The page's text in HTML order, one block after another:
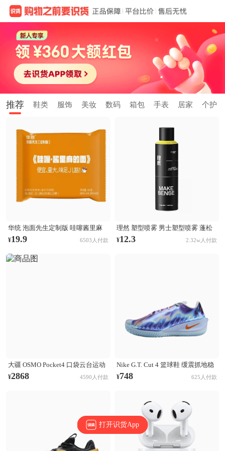
推荐 鞋类 服饰 美妆 数码 箱包 手表 居家 个护
华统 泡面先生定制版 哇噻酱里麻
的面 袋装
¥19.9 6503人付款
理然 塑型喷雾 男士塑型喷雾 蓬松
清爽自然持久立挺造型 木质香
¥12.3 2.32w人付款
大疆 OSMO Pocket4 口袋云台运动
相机 Activetrack 7.0智能跟随 14档
¥2868 4590人付款
Nike G.T. Cut 4 篮球鞋 缓震抓地稳
定抗扭支撑回弹 CHBL/黑色/醒目
¥748 625人付款
打开识货App